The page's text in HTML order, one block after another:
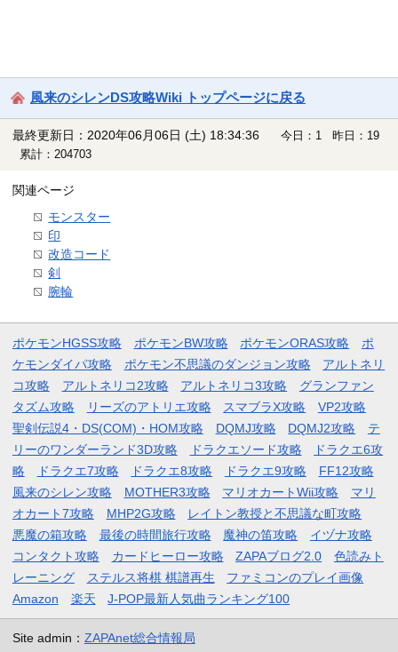
風来のシレンDS攻略Wiki トップページに戻る
最終更新日：2020年06月06日 (土) 18:34:36
今日：1 昨日：19
累計：204703
関連ページ
モンスター
印
改造コード
剣
腕輪
ポケモンHGSS攻略 ポケモンBW攻略 ポケモンORAS攻略
ポ
ケモンダイパ攻略
ポケモン不思議のダンジョン攻略
アルトネリ
コ攻略
アルトネリコ2攻略 アルトネリコ3攻略
グランファン
タズム攻略
リーズのアトリエ攻略 スマブラX攻略
VP2攻略
聖剣伝説4・DS(COM)・HOM攻略
DQMJ攻略 DQMJ2攻略
テ
リーのワンダーランド3D攻略
ドラクエソード攻略
ドラクエ6攻
略
ドラクエ7攻略 ドラクエ8攻略 ドラクエ9攻略
FF12攻略
風来のシレン攻略
MOTHER3攻略 マリオカートWii攻略
マリ
オカート7攻略
MHP2G攻略
レイトン教授と不思議な町攻略
悪魔の箱攻略
最後の時間旅行攻略 魔神の笛攻略
イヅナ攻略
コンタクト攻略
カードヒーロー攻略 ZAPAブログ2.0
色読みト
レーニング
ステルス将棋 棋譜再生
ファミコンのプレイ画像
Amazon
楽天 J-POP最新人気曲ランキング100
Site admin： ZAPAnet総合情報局